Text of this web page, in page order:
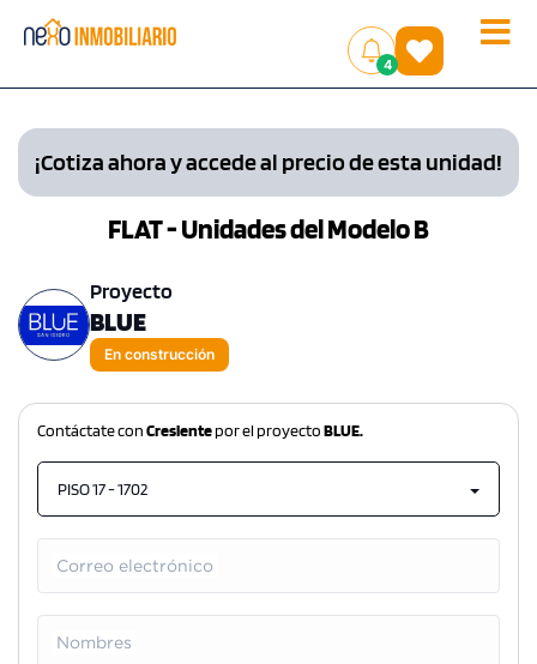
Toggle
4
()
¡Cotiza ahora y accede al precio de esta unidad!
FLAT - Unidades del Modelo B
Proyecto
BLUE
En construcción
Contáctate conCresientepor el proyectoBLUE.
PISO 17 - 1702
Correo electrónico
Nombres